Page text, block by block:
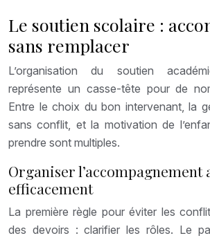
Le soutien scolaire :
sans remplacer
L’organisation du soutien
représente un casse-tête pour de
Entre le choix du bon intervenant, la
sans conflit, et la motivation de
prendre sont multiples.
Organiser l’accompagnement
efficacement
La première règle pour éviter les
des devoirs : clarifier les rôles. Le